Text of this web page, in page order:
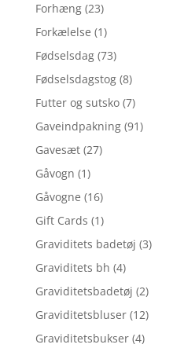
Forhæng (23)
Forkælelse (1)
Fødselsdag (73)
Fødselsdagstog (8)
Futter og sutsko (7)
Gaveindpakning (91)
Gavesæt (27)
Gåvogn (1)
Gåvogne (16)
Gift Cards (1)
Graviditets badetøj (3)
Graviditets bh (4)
Graviditetsbadetøj (2)
Graviditetsbluser (12)
Graviditetsbukser (4)